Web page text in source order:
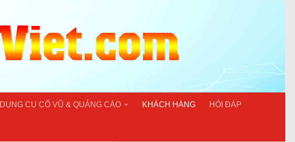
DỤNG CỤ CỔ VŨ & QUẢNG CÁO KHÁCH HÀNG HỎI ĐÁP